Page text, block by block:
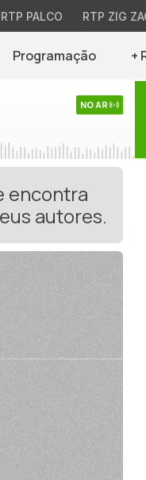
RTP PALCO RTP ZIG
Programação +
NO AR
encontra
autores.